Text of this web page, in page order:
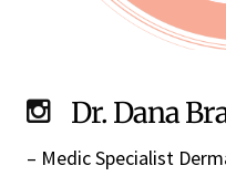
Dr. Dana
– Medic Specialist